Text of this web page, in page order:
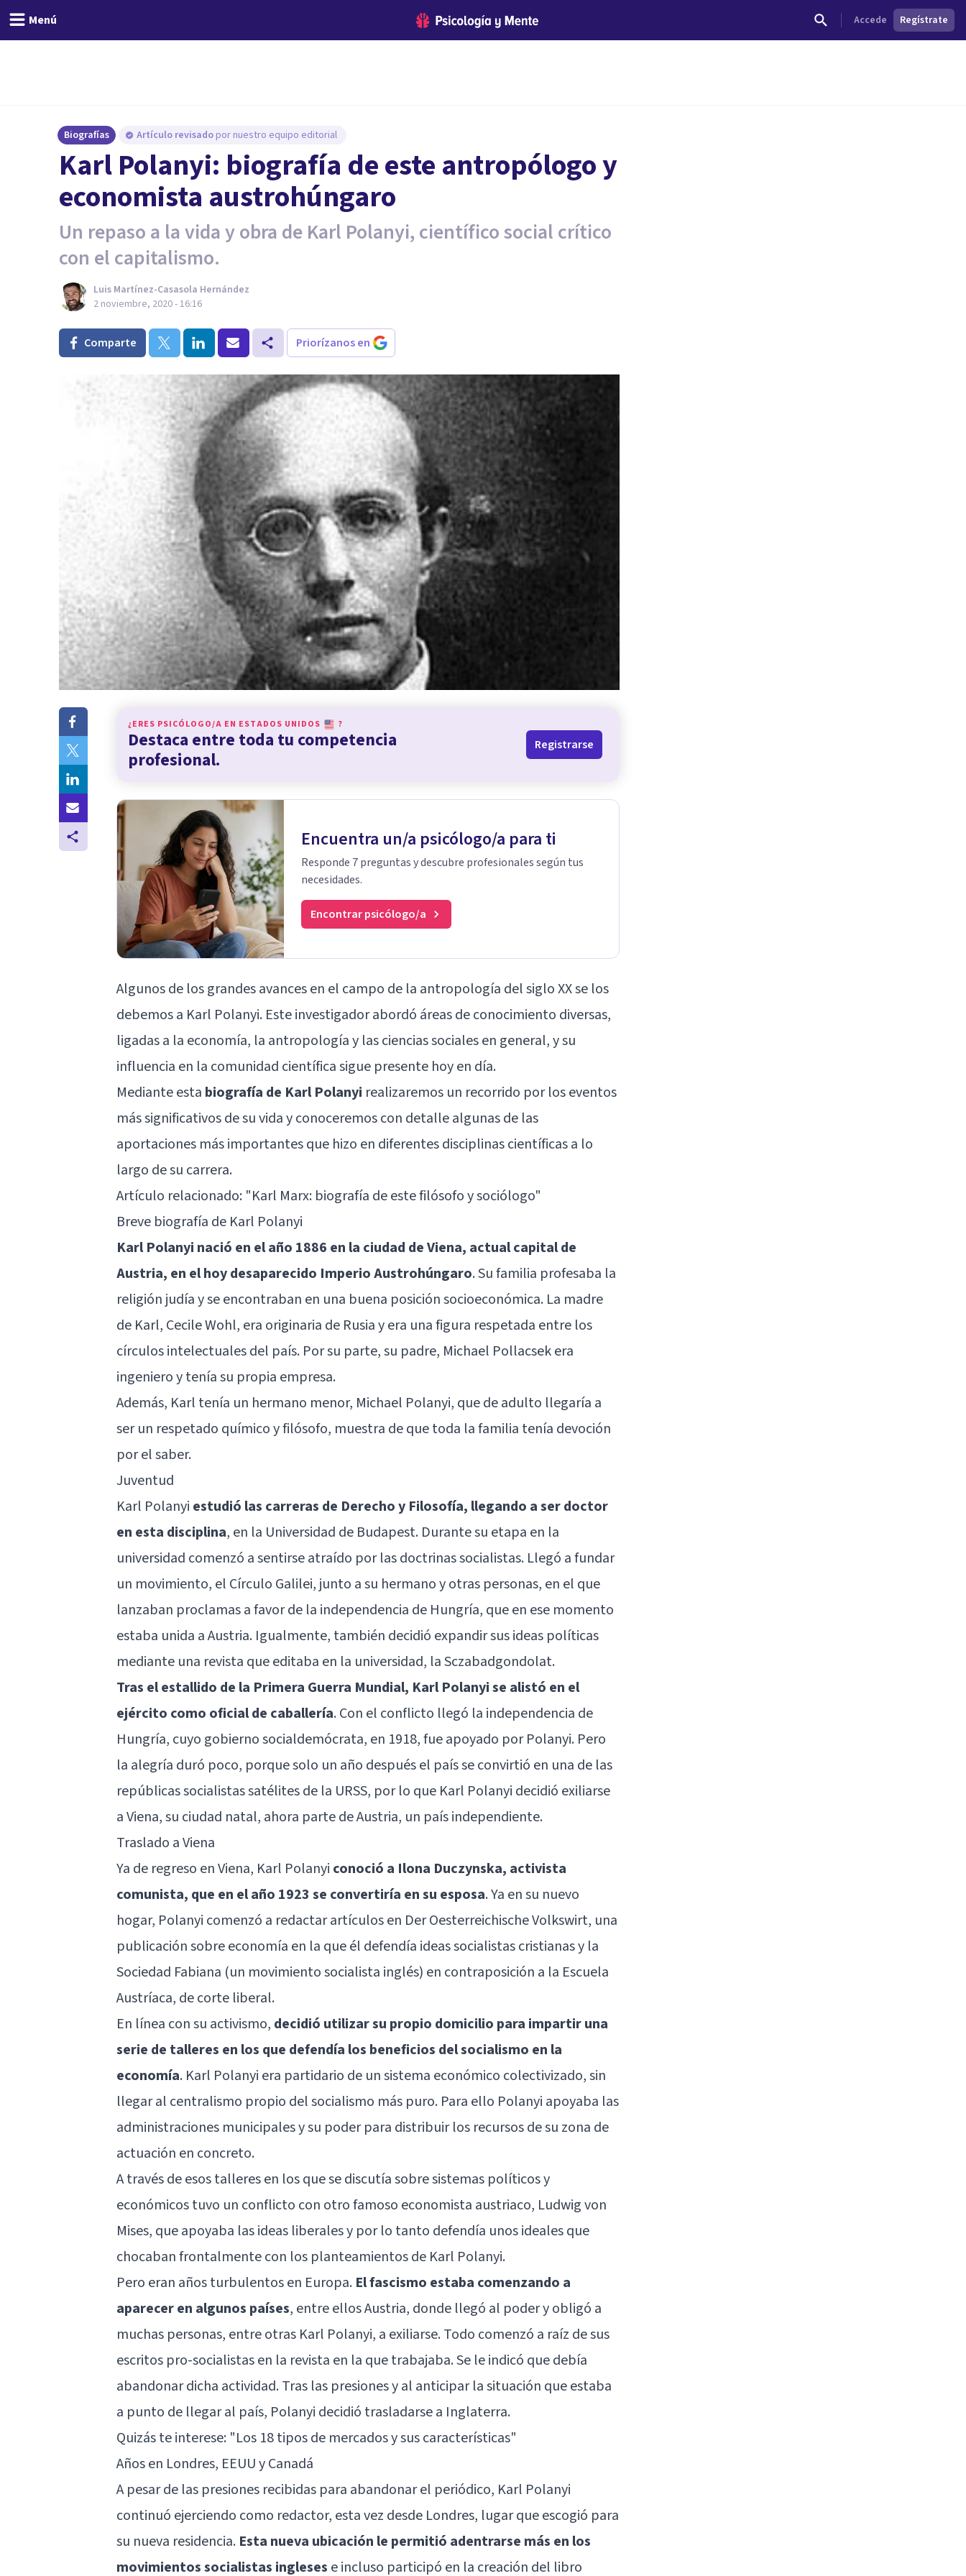
Menú Accede Regístrate
Biografías Artículo revisado por nuestro equipo editorial
Karl Polanyi: biografía de este antropólogo y
economista austrohúngaro
Un repaso a la vida y obra de Karl Polanyi, científico social crítico
con el capitalismo.
Luis Martínez-Casasola Hernández
2 noviembre, 2020 - 16:16
Comparte Priorízanos en
¿ERES PSICÓLOGO/A EN ESTADOS UNIDOS ?
Destaca entre toda tu competencia
profesional.
Registrarse
Encuentra un/a psicólogo/a para ti
Responde 7 preguntas y descubre profesionales según tus
necesidades.
Encontrar psicólogo/a
Algunos de los grandes avances en el campo de la antropología del siglo XX se los
debemos a Karl Polanyi. Este investigador abordó áreas de conocimiento diversas,
ligadas a la economía, la antropología y las ciencias sociales en general, y su
influencia en la comunidad científica sigue presente hoy en día.
Mediante esta biografía de Karl Polanyi realizaremos un recorrido por los eventos
más significativos de su vida y conoceremos con detalle algunas de las
aportaciones más importantes que hizo en diferentes disciplinas científicas a lo
largo de su carrera.
Artículo relacionado: "Karl Marx: biografía de este filósofo y sociólogo"
Breve biografía de Karl Polanyi
Karl Polanyi nació en el año 1886 en la ciudad de Viena, actual capital de
Austria, en el hoy desaparecido Imperio Austrohúngaro. Su familia profesaba la
religión judía y se encontraban en una buena posición socioeconómica. La madre
de Karl, Cecile Wohl, era originaria de Rusia y era una figura respetada entre los
círculos intelectuales del país. Por su parte, su padre, Michael Pollacsek era
ingeniero y tenía su propia empresa.
Además, Karl tenía un hermano menor, Michael Polanyi, que de adulto llegaría a
ser un respetado químico y filósofo, muestra de que toda la familia tenía devoción
por el saber.
Juventud
Karl Polanyi estudió las carreras de Derecho y Filosofía, llegando a ser doctor
en esta disciplina, en la Universidad de Budapest. Durante su etapa en la
universidad comenzó a sentirse atraído por las doctrinas socialistas. Llegó a fundar
un movimiento, el Círculo Galilei, junto a su hermano y otras personas, en el que
lanzaban proclamas a favor de la independencia de Hungría, que en ese momento
estaba unida a Austria. Igualmente, también decidió expandir sus ideas políticas
mediante una revista que editaba en la universidad, la Sczabadgondolat.
Tras el estallido de la Primera Guerra Mundial, Karl Polanyi se alistó en el
ejército como oficial de caballería. Con el conflicto llegó la independencia de
Hungría, cuyo gobierno socialdemócrata, en 1918, fue apoyado por Polanyi. Pero
la alegría duró poco, porque solo un año después el país se convirtió en una de las
repúblicas socialistas satélites de la URSS, por lo que Karl Polanyi decidió exiliarse
a Viena, su ciudad natal, ahora parte de Austria, un país independiente.
Traslado a Viena
Ya de regreso en Viena, Karl Polanyi conoció a Ilona Duczynska, activista
comunista, que en el año 1923 se convertiría en su esposa. Ya en su nuevo
hogar, Polanyi comenzó a redactar artículos en Der Oesterreichische Volkswirt, una
publicación sobre economía en la que él defendía ideas socialistas cristianas y la
Sociedad Fabiana (un movimiento socialista inglés) en contraposición a la Escuela
Austríaca, de corte liberal.
En línea con su activismo, decidió utilizar su propio domicilio para impartir una
serie de talleres en los que defendía los beneficios del socialismo en la
economía. Karl Polanyi era partidario de un sistema económico colectivizado, sin
llegar al centralismo propio del socialismo más puro. Para ello Polanyi apoyaba las
administraciones municipales y su poder para distribuir los recursos de su zona de
actuación en concreto.
A través de esos talleres en los que se discutía sobre sistemas políticos y
económicos tuvo un conflicto con otro famoso economista austriaco, Ludwig von
Mises, que apoyaba las ideas liberales y por lo tanto defendía unos ideales que
chocaban frontalmente con los planteamientos de Karl Polanyi.
Pero eran años turbulentos en Europa. El fascismo estaba comenzando a
aparecer en algunos países, entre ellos Austria, donde llegó al poder y obligó a
muchas personas, entre otras Karl Polanyi, a exiliarse. Todo comenzó a raíz de sus
escritos pro-socialistas en la revista en la que trabajaba. Se le indicó que debía
abandonar dicha actividad. Tras las presiones y al anticipar la situación que estaba
a punto de llegar al país, Polanyi decidió trasladarse a Inglaterra.
Quizás te interese: "Los 18 tipos de mercados y sus características"
Años en Londres, EEUU y Canadá
A pesar de las presiones recibidas para abandonar el periódico, Karl Polanyi
continuó ejerciendo como redactor, esta vez desde Londres, lugar que escogió para
su nueva residencia. Esta nueva ubicación le permitió adentrarse más en los
movimientos socialistas ingleses e incluso participó en la creación del libro